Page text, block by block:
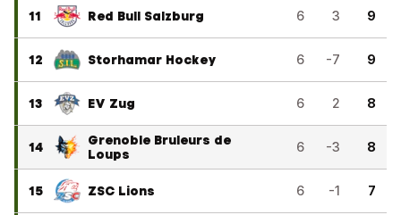
11 Red Bull Salzburg 6 3 9
12 Storhamar Hockey 6 -7 9
13 EV Zug 6 2 8
14
Grenoble Bruleurs de
Loups
6 -3 8
15 ZSC Lions 6 -1 7